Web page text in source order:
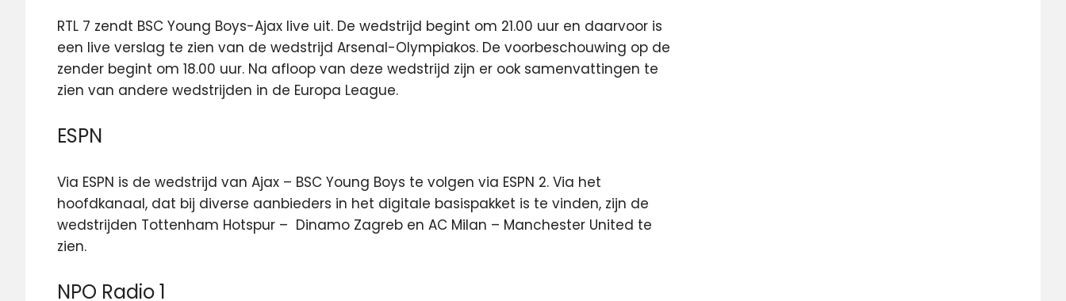
RTL 7 zendt BSC Young Boys-Ajax live uit. De wedstrijd begint om 21.00 uur en daarvoor is
een live verslag te zien van de wedstrijd Arsenal-Olympiakos. De voorbeschouwing op de
zender begint om 18.00 uur. Na afloop van deze wedstrijd zijn er ook samenvattingen te
zien van andere wedstrijden in de Europa League.
ESPN
Via ESPN is de wedstrijd van Ajax – BSC Young Boys te volgen via ESPN 2. Via het
hoofdkanaal, dat bij diverse aanbieders in het digitale basispakket is te vinden, zijn de
wedstrijden Tottenham Hotspur – Dinamo Zagreb en AC Milan – Manchester United te
zien.
NPO Radio 1